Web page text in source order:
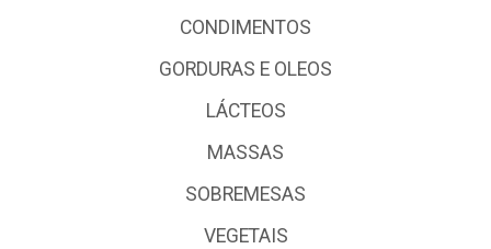
CONDIMENTOS
GORDURAS E OLEOS
LÁCTEOS
MASSAS
SOBREMESAS
VEGETAIS